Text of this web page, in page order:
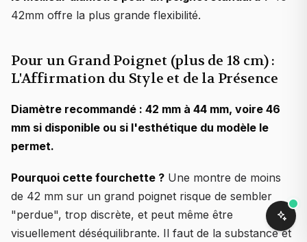
42mm offre la plus grande flexibilité.
Pour un Grand Poignet (plus de 18 cm) :
L'Affirmation du Style et de la Présence
Diamètre recommandé : 42 mm à 44 mm, voire 46
mm si disponible ou si l'esthétique du modèle le
permet.
Pourquoi cette fourchette ? Une montre de moins
de 42 mm sur un grand poignet risque de sembler
"perdue", trop discrète, et peut même être
visuellement déséquilibrante. Il faut de la substance et